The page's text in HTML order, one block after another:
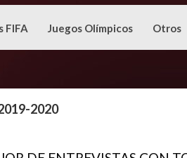
FIFA Juegos Olímpicos Otros
2020